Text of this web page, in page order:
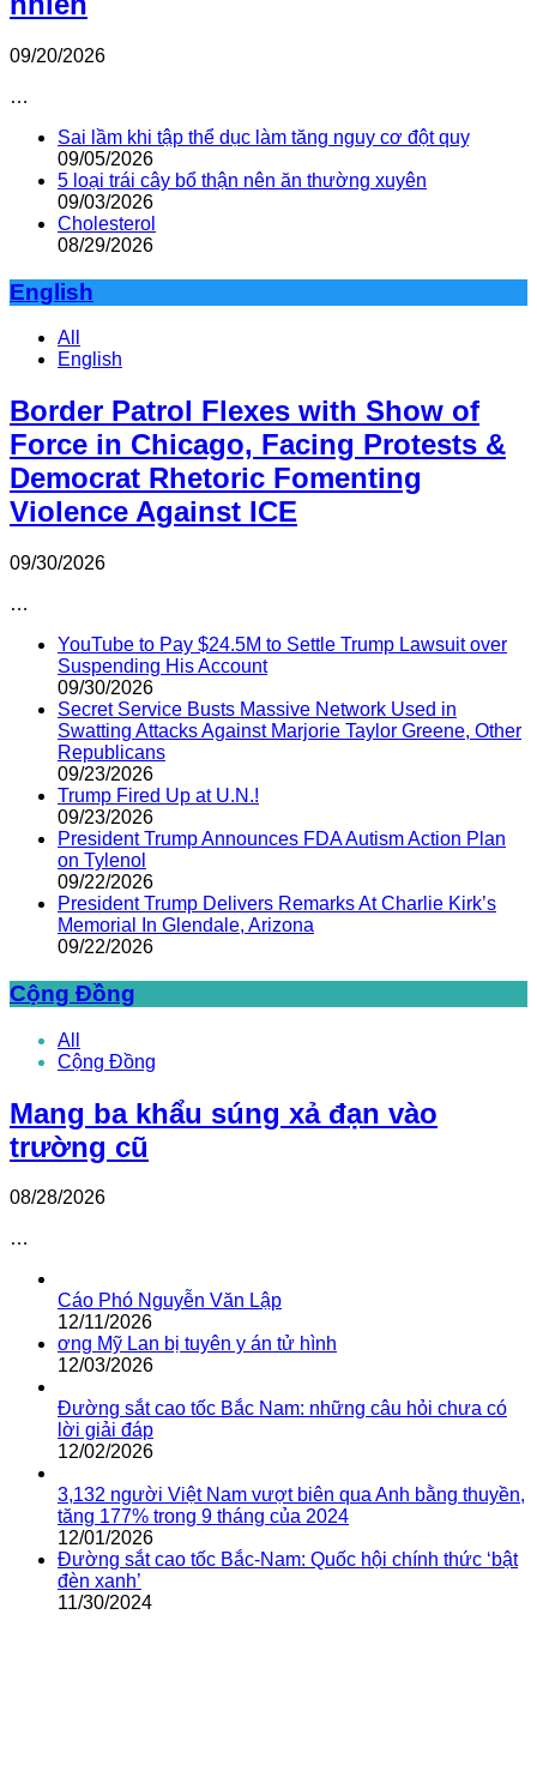
09/20/2026
…
Sai lầm khi tập thể dục làm tăng nguy cơ đột quỵ
09/05/2026
5 loại trái cây bổ thận nên ăn thường xuyên
09/03/2026
Cholesterol
08/29/2026
English
All
English
Border Patrol Flexes with Show of
Force in Chicago, Facing Protests &
Democrat Rhetoric Fomenting
Violence Against ICE
09/30/2026
…
YouTube to Pay $24.5M to Settle Trump Lawsuit over
Suspending His Account
09/30/2026
Secret Service Busts Massive Network Used in
Swatting Attacks Against Marjorie Taylor Greene, Other
Republicans
09/23/2026
Trump Fired Up at U.N.!
09/23/2026
President Trump Announces FDA Autism Action Plan
on Tylenol
09/22/2026
President Trump Delivers Remarks At Charlie Kirk’s
Memorial In Glendale, Arizona
09/22/2026
Cộng Đồng
All
Cộng Đồng
Mang ba khẩu súng xả đạn vào
trường cũ
08/28/2026
…
Cáo Phó Nguyễn Văn Lập
12/11/2026
ơng Mỹ Lan bị tuyên y án tử hình
12/03/2026
Đường sắt cao tốc Bắc Nam: những câu hỏi chưa có
lời giải đáp
12/02/2026
3,132 người Việt Nam vượt biên qua Anh bằng thuyền,
tăng 177% trong 9 tháng của 2024
12/01/2026
Đường sắt cao tốc Bắc-Nam: Quốc hội chính thức ‘bật
đèn xanh’
11/30/2024